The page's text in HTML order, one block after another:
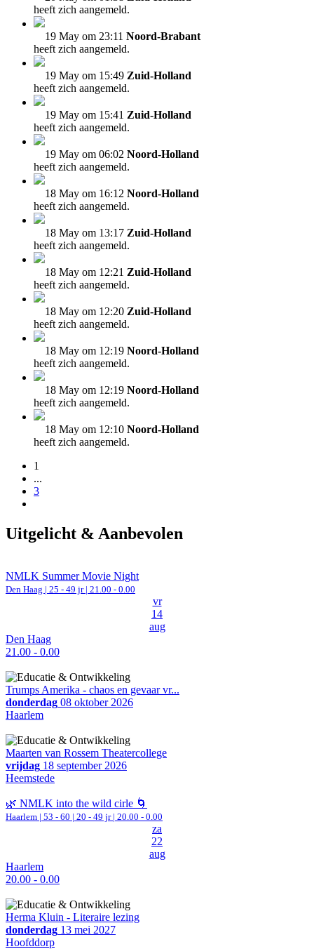
heeft zich aangemeld.
19 May om 23:11 Noord-Brabant
heeft zich aangemeld.
19 May om 15:49 Zuid-Holland
heeft zich aangemeld.
19 May om 15:41 Zuid-Holland
heeft zich aangemeld.
19 May om 06:02 Noord-Holland
heeft zich aangemeld.
18 May om 16:12 Noord-Holland
heeft zich aangemeld.
18 May om 13:17 Zuid-Holland
heeft zich aangemeld.
18 May om 12:21 Zuid-Holland
heeft zich aangemeld.
18 May om 12:20 Zuid-Holland
heeft zich aangemeld.
18 May om 12:19 Noord-Holland
heeft zich aangemeld.
18 May om 12:19 Noord-Holland
heeft zich aangemeld.
18 May om 12:10 Noord-Holland
heeft zich aangemeld.
1
...
3
Uitgelicht & Aanbevolen
NMLK Summer Movie Night
Den Haag | 25 - 49 jr | 21.00 - 0.00
vr
14
aug
Den Haag
21.00 - 0.00
Trumps Amerika - chaos en gevaar vr...
donderdag 08 oktober 2026
Haarlem
Maarten van Rossem Theatercollege
vrijdag 18 september 2026
Heemstede
🌿 NMLK into the wild cirle 🌀
Haarlem | 53 - 60 | 20 - 49 jr | 20.00 - 0.00
za
22
aug
Haarlem
20.00 - 0.00
Herma Kluin - Literaire lezing
donderdag 13 mei 2027
Hoofddorp